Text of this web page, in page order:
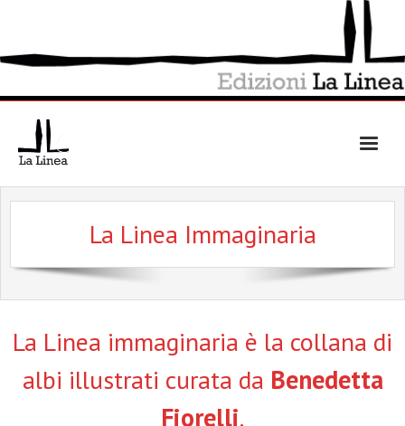
La Linea Immaginaria
La Linea immaginaria è la collana di
albi illustrati curata da Benedetta
Fiorelli.